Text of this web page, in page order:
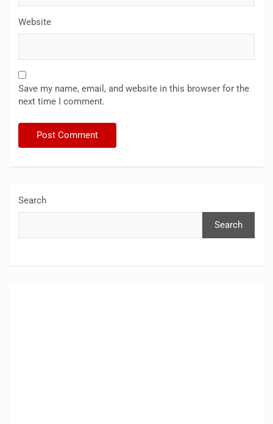
Website
Save my name, email, and website in this browser for the
next time I comment.
Search
Search